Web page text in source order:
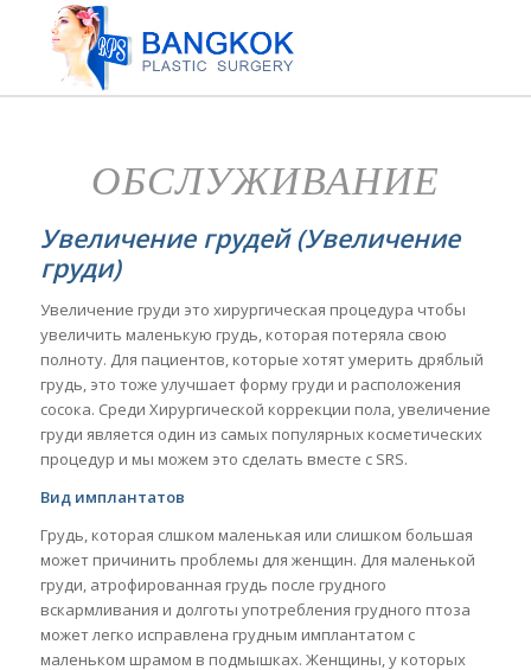
ОБСЛУЖИВАНИЕ
Увеличение грудей (Увеличение
груди)
Увеличение груди это хирургическая процедура чтобы
увеличить маленькую грудь, которая потеряла свою
полноту. Для пациентов, которые хотят умерить дряблый
грудь, это тоже улучшает форму груди и расположения
сосока. Среди Хирургической коррекции пола, увеличение
груди является один из самых популярных косметических
процедур и мы можем это сделать вместе с SRS.
Вид имплантатов
Грудь, которая слшком маленькая или слишком большая
может причинить проблемы для женщин. Для маленькой
груди, атрофированная грудь после грудного
вскармливания и долготы употребления грудного птоза
может легко исправлена грудным имплантатом с
маленьком шрамом в подмышках. Женщины, у которых